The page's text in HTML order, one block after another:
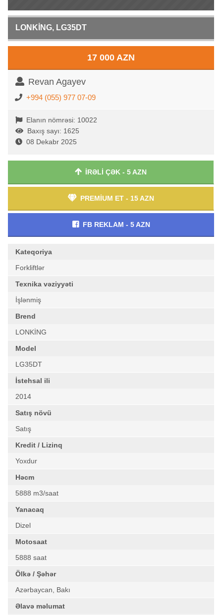
LONKİNG, LG35DT
17 000 AZN
Revan Agayev
+994 (055) 977 07-09
Elanın nömrəsi: 10022
Baxış sayı: 1625
08 Dekabr 2025
İRƏLİ ÇƏK - 5 AZN
PREMİUM ET - 15 AZN
FB REKLAM - 5 AZN
Kateqoriya
Forkliftlər
Texnika vəziyyəti
İşlənmiş
Brend
LONKİNG
Model
LG35DT
İstehsal ili
2014
Satış növü
Satış
Kredit / Lizinq
Yoxdur
Həcm
5888 m3/saat
Yanacaq
Dizel
Motosaat
5888 saat
Ölkə / Şəhər
Azərbaycan, Bakı
Əlavə məlumat